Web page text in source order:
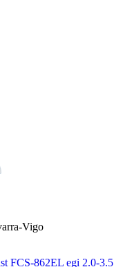
Vigo
FCS-862EL egi 2.0-3.5